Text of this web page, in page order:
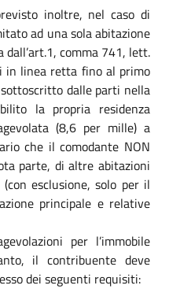
inoltre, nel caso di
ad una sola abitazione
comma 741, lett.
in linea retta fino al primo
dalle parti nella
la propria residenza
(8,6 per mille) a
che il comodante NON
parte, di altre abitazioni
esclusione, solo per il
principale e relative
per l’immobile
il contribuente deve
dei seguenti requisiti: